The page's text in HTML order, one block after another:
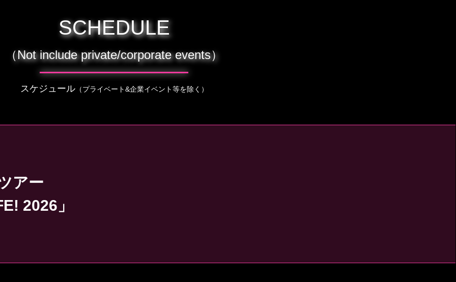
SCHEDULE
（Not include private/corporate events）
スケジュール（プライベート&企業イベント等を除く）
アー
2026」